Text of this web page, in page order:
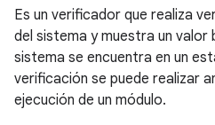
Es un verificador que realiza
del sistema y muestra un valor
sistema se encuentra en un
verificación se puede realizar
ejecución de un módulo.